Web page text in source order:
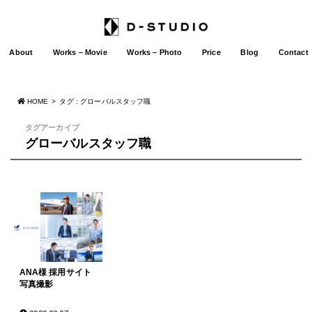
About Works – Movie Works – Photo Price Blog Contact
HOME タグ : グローバルスタッフ職
タグアーカイブ
グローバルスタッフ職
ANA様 採用サイト
写真撮影